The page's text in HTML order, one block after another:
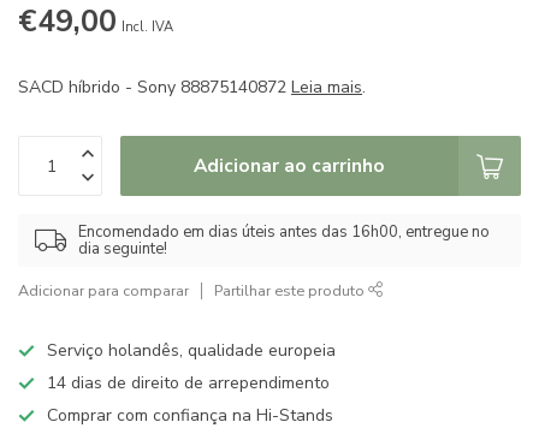
€49,00 Incl. IVA
SACD híbrido - Sony 88875140872 Leia mais.
Adicionar ao carrinho
Encomendado em dias úteis antes das 16h00, entregue no
dia seguinte!
Adicionar para comparar Partilhar este produto
Serviço holandês, qualidade europeia
14 dias de direito de arrependimento
Comprar com confiança na Hi-Stands